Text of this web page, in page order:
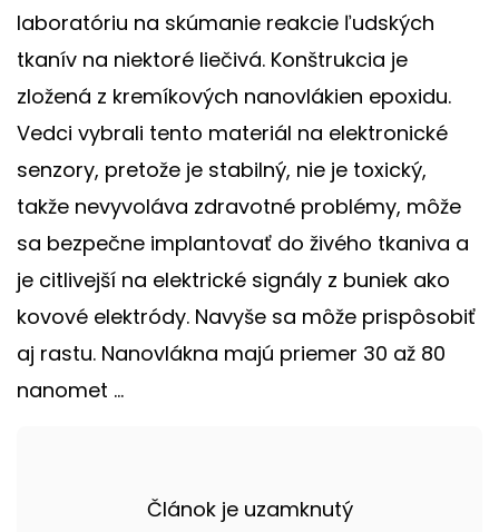
laboratóriu na skúmanie reakcie ľudských
tkanív na niektoré liečivá. Konštrukcia je
zložená z kremíkových nanovlákien epoxidu.
Vedci vybrali tento materiál na elektronické
senzory, pretože je stabilný, nie je toxický,
takže nevyvoláva zdravotné problémy, môže
sa bezpečne implantovať do živého tkaniva a
je citlivejší na elektrické signály z buniek ako
kovové elektródy. Navyše sa môže prispôsobiť
aj rastu. Nanovlákna majú priemer 30 až 80
nanomet ...
Článok je uzamknutý